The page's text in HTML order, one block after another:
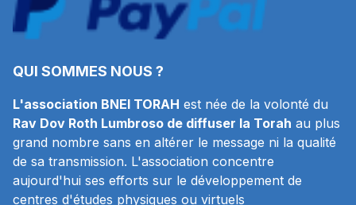
QUI SOMMES NOUS ?
L'association BNEI TORAH est née de la volonté du
Rav Dov Roth Lumbroso de diffuser la Torah au plus
grand nombre sans en altérer le message ni la qualité
de sa transmission. L'association concentre
aujourd'hui ses efforts sur le développement de
centres d'études physiques ou virtuels